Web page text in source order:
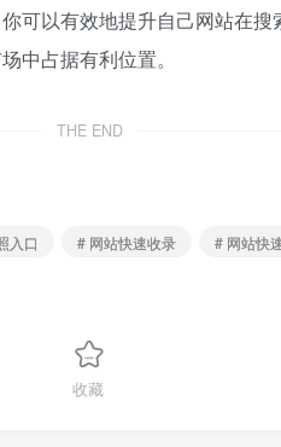
可以有效地提升自己网站在
中占据有利位置。
THE END
入口 # 网站快速收录 # 网站快
收藏